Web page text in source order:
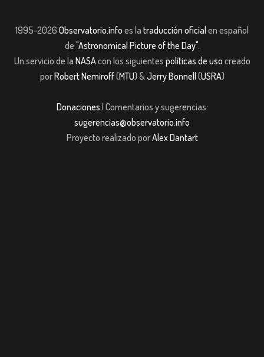
1995-2026 Observatorio.info es la traducción oficial en español
de "Astronomical Picture of the Day".
Un servicio de la NASAcon los siguientes políticas de uso creado
porRobert Nemiroff(MTU) &Jerry Bonnell (USRA)
Donaciones | Comentarios y sugerencias:
sugerencias@observatorio.info
Proyecto realizado porAlex Dantart